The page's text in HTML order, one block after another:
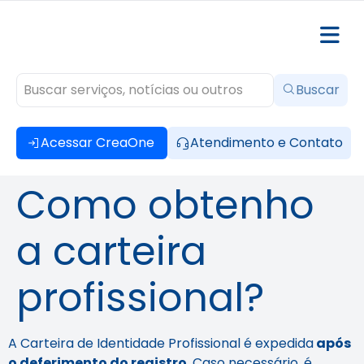
Acessar CreaOne Atendimento e Contato
Buscar
Como obtenho
a carteira
profissional?
A Carteira de Identidade Profissional é expedidaapós